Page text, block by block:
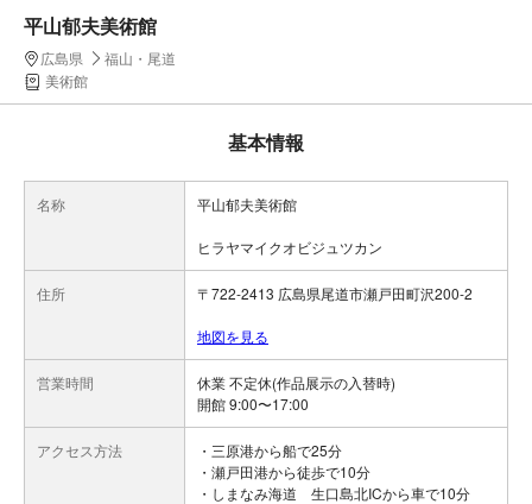
平山郁夫美術館
広島県
福山・尾道
美術館
基本情報
名称 平山郁夫美術館
ヒラヤマイクオビジュツカン
住所 〒722-2413 広島県尾道市瀬戸田町沢200-2
地図を見る
営業時間
休業 不定休(作品展示の入替時)
開館 9:00〜17:00
アクセス方法
・三原港から船で25分
・瀬戸田港から徒歩で10分
・しまなみ海道 生口島北ICから車で10分